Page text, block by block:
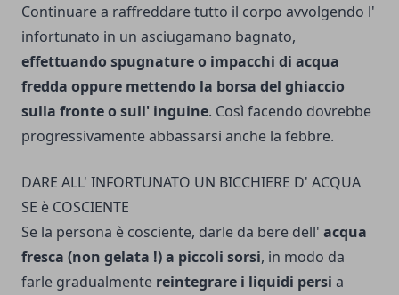
Continuare a raffreddare tutto il corpo avvolgendo l'
infortunato in un asciugamano bagnato,
effettuando spugnature o impacchi di acqua
fredda oppure mettendo la borsa del ghiaccio
sulla fronte o sull' inguine. Così facendo dovrebbe
progressivamente abbassarsi anche la febbre.
DARE ALL' INFORTUNATO UN BICCHIERE D' ACQUA
SE è COSCIENTE
Se la persona è cosciente, darle da bere dell' acqua
fresca (non gelata !) a piccoli sorsi, in modo da
farle gradualmente reintegrare i liquidi persi a